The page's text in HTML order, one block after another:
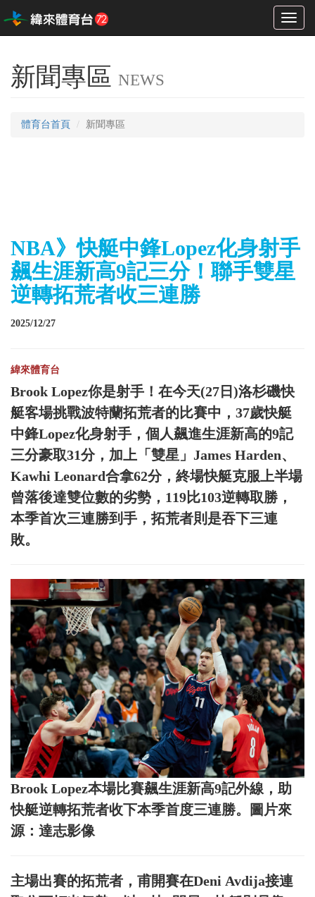
Toggle
新聞專區 NEWS
體育台首頁 新聞專區
NBA》快艇中鋒Lopez化身射手
飆生涯新高9記三分！聯手雙星
逆轉拓荒者收三連勝
2025/12/27
緯來體育台
Brook Lopez你是射手！在今天(27日)洛杉磯快
艇客場挑戰波特蘭拓荒者的比賽中，37歲快艇
中鋒Lopez化身射手，個人飆進生涯新高的9記
三分豪取31分，加上「雙星」James Harden、
Kawhi Leonard合拿62分，終場快艇克服上半場
曾落後達雙位數的劣勢，119比103逆轉取勝，
本季首次三連勝到手，拓荒者則是吞下三連
敗。
Brook Lopez本場比賽飆生涯新高9記外線，助
快艇逆轉拓荒者收下本季首度三連勝。圖片來
源：達志影像
主場出賽的拓荒者，甫開賽在Deni Avdija接連